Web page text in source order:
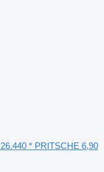
* PRITSCHE 6,90